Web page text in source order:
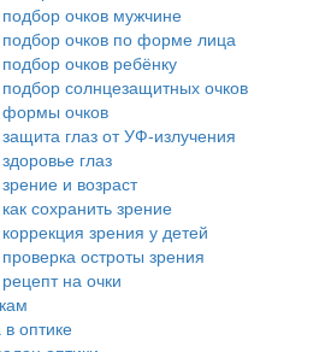
подбор очков мужчине
подбор очков по форме лица
подбор очков ребёнку
подбор солнцезащитных очков
формы очков
защита глаз от УФ-излучения
здоровье глаз
зрение и возраст
как сохранить зрение
коррекция зрения у детей
проверка остроты зрения
рецепт на очки
оптике